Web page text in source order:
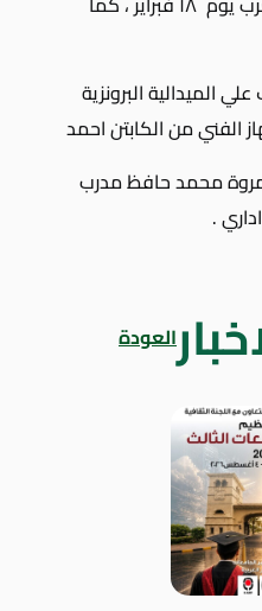
البرونزية
الفني من الكابتن احمد
مروة محمد حافظ مدرب
.
العودة